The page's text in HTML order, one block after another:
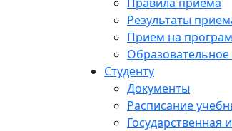
Результаты
Прием на
Студенту
Документы
Расписание
Государственная